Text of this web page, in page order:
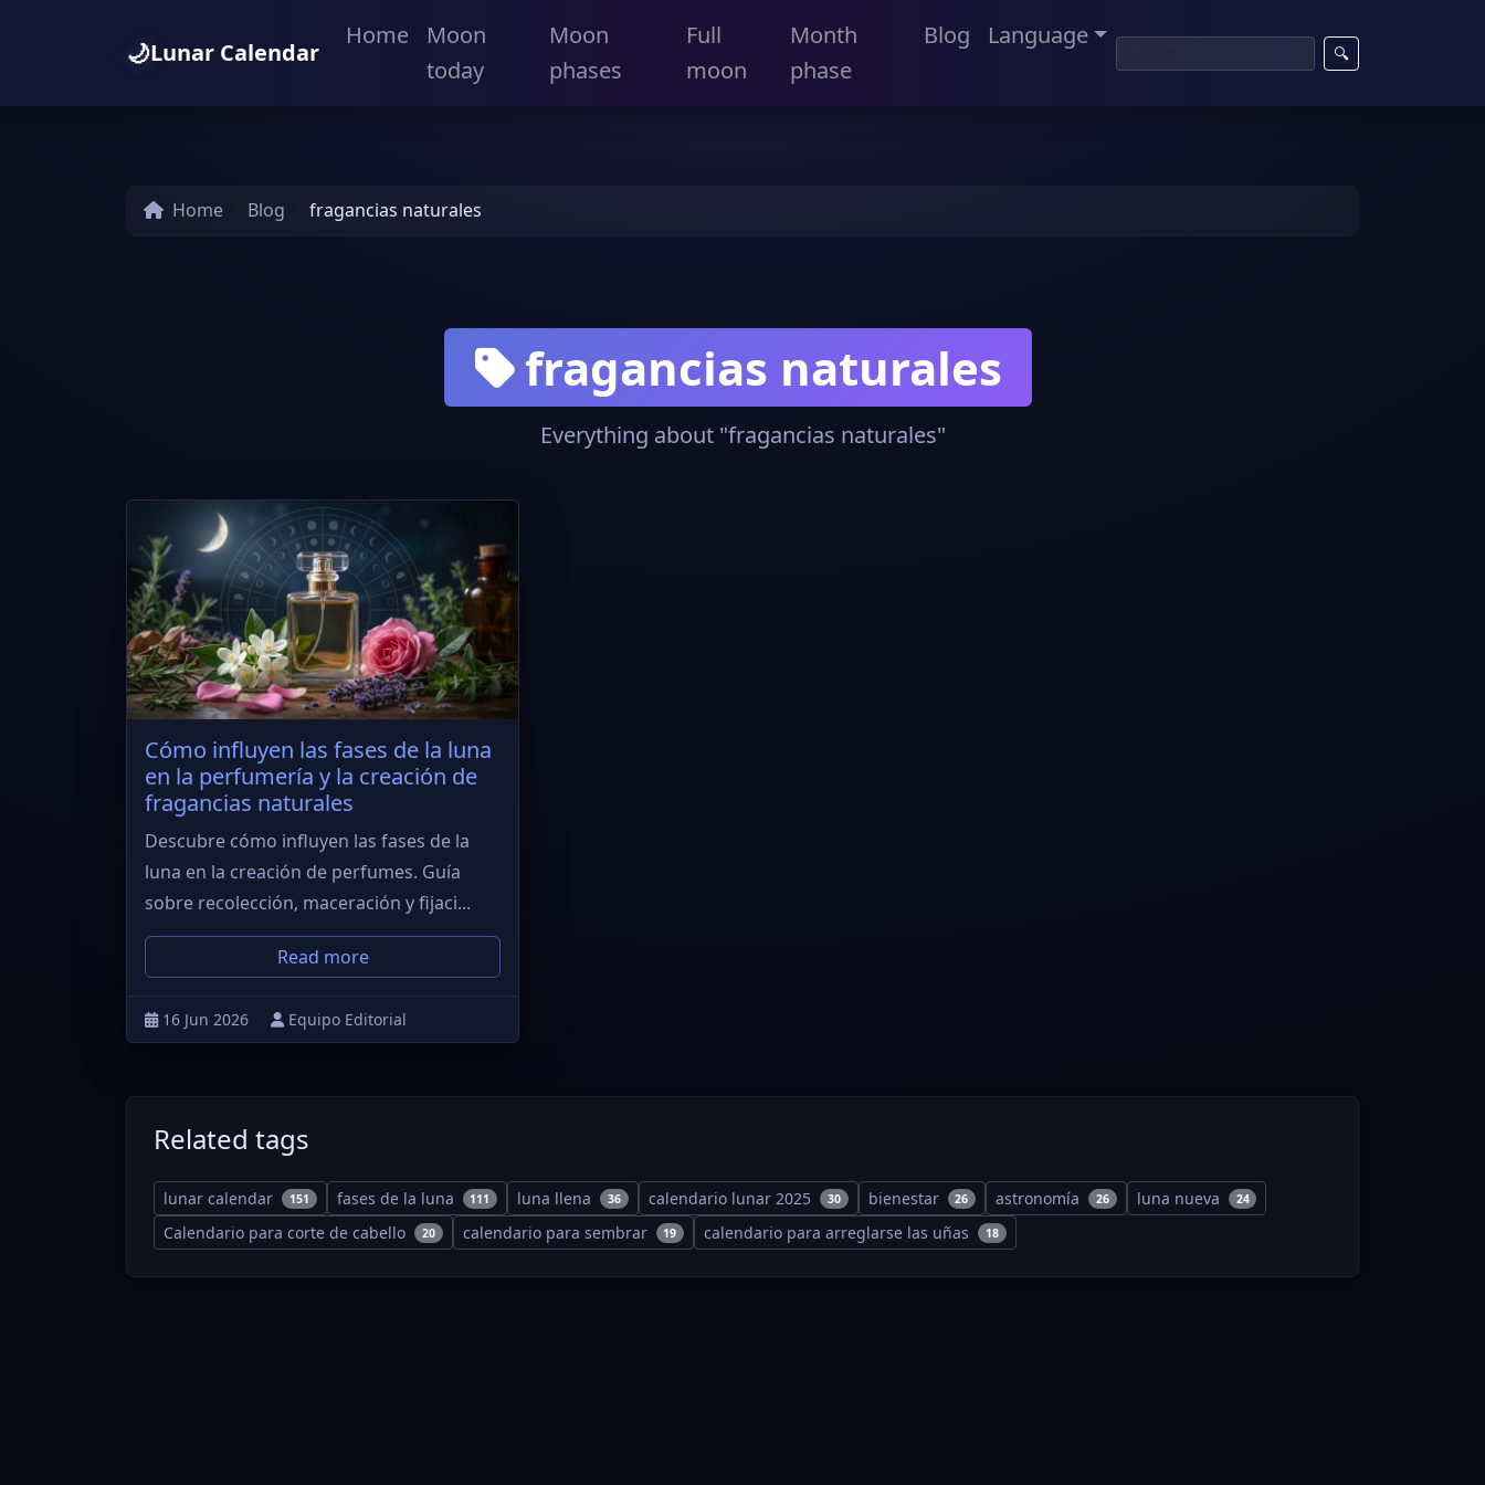
🌙Lunar Calendar
Home
Moon
today
Moon
phases
Full
moon
Month
phase
Blog Language
🔍
Home Blog fragancias naturales
fragancias naturales
Everything about "fragancias naturales"
Cómo influyen las fases de la luna
en la perfumería y la creación de
fragancias naturales
Descubre cómo influyen las fases de la
luna en la creación de perfumes. Guía
sobre recolección, maceración y fijaci...
Read more
16 Jun 2026 Equipo Editorial
Related tags
lunar calendar 151 fases de la luna 111 luna llena 36 calendario lunar 2025 30 bienestar 26 astronomía 26 luna nueva 24
Calendario para corte de cabello 20 calendario para sembrar 19 calendario para arreglarse las uñas 18